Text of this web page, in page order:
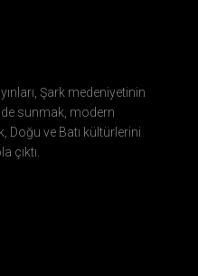
Şark medeniyetinin
sunmak, modern
Doğu ve Batı kültürlerini
çıktı.